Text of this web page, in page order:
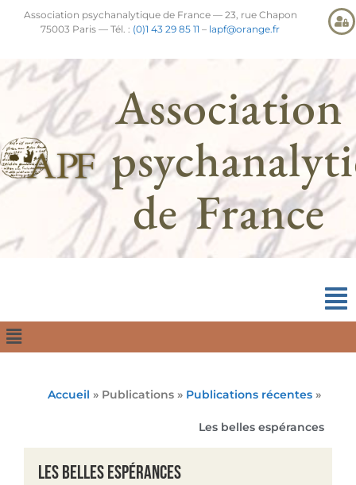
Association psychanalytique de France — 23, rue Chapon
75003 Paris — Tél. : (0)1 43 29 85 11 – lapf@orange.fr
Association
de France
Accueil » Publications » Publications récentes »
Les belles espérances
Les belles espérances